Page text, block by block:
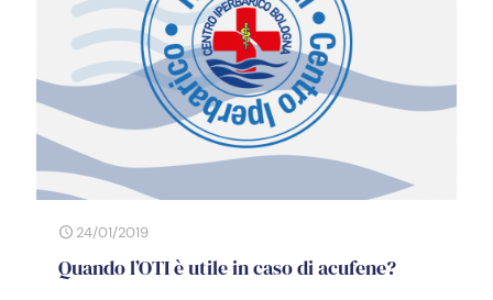
24/01/2019
Quando l’OTI è utile in caso di acufene?